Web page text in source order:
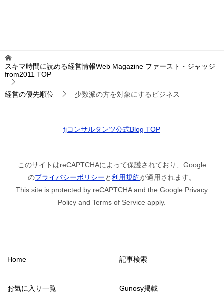
スキマ時間に読める経営情報Web Magazine ファースト・ジャッジ
from2011 TOP
経営の優先順位 少数派の方を対象にするビジネス
fjコンサルタンツ公式Blog TOP
このサイトはreCAPTCHAによって保護されており、Google
のプライバシーポリシーと利用規約が適用されます。
This site is protected by reCAPTCHA and the Google Privacy
Policy and Terms of Service apply.
Home 記事検索
お気に入り一覧 Gunosy掲載